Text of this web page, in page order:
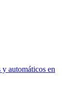
y automáticos en